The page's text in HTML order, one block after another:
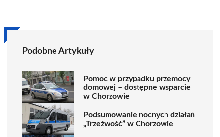
Podobne Artykuły
Pomoc w przypadku przemocy
domowej – dostępne wsparcie
w Chorzowie
Podsumowanie nocnych działań
„Trzeźwość” w Chorzowie